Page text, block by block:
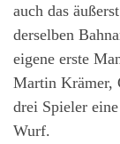
auch das
derselben
eigene erste
Martin Krämer,
drei Spieler
Wurf.